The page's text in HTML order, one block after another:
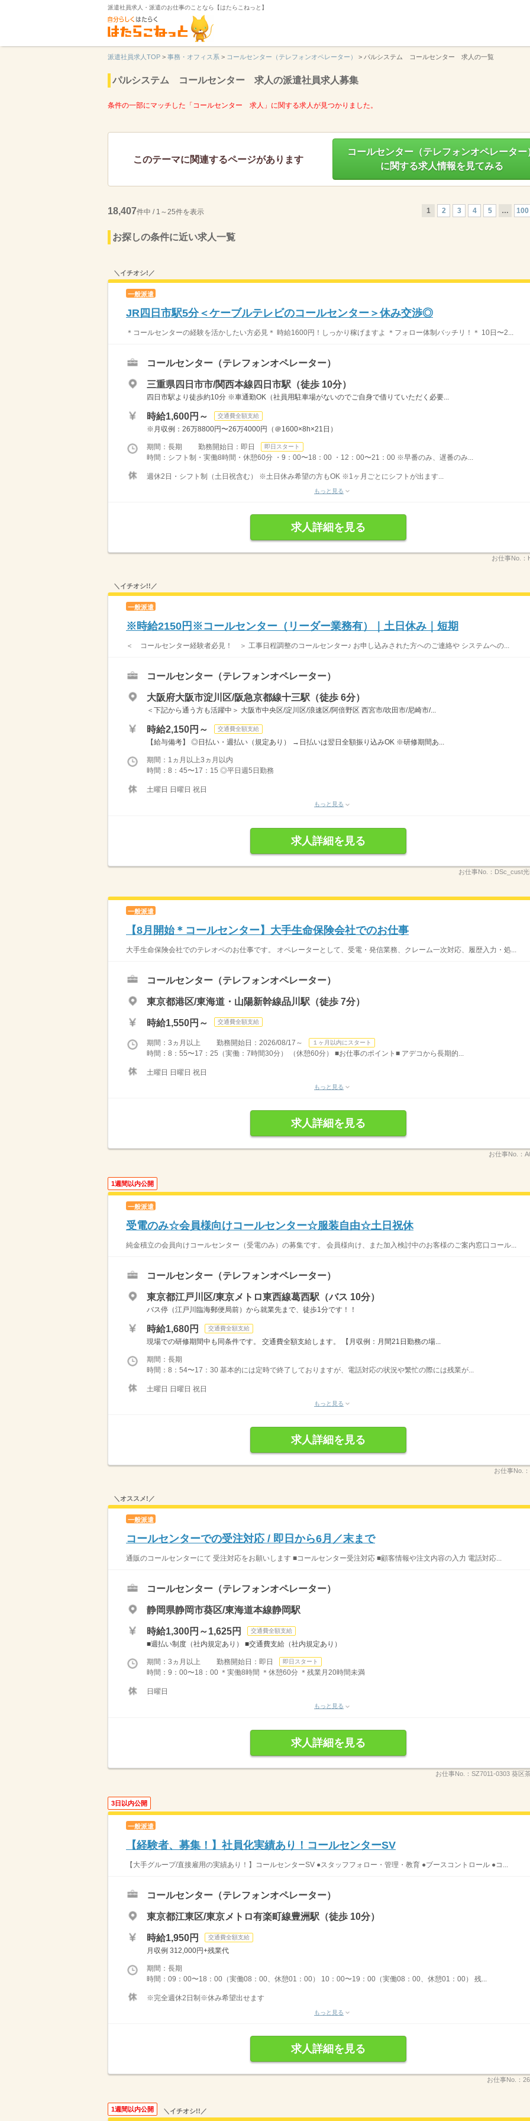
派遣社員求人・派遣のお仕事のことなら【はたらこねっと】
派遣社員求人TOP > 事務・オフィス系 > コールセンター（テレフォンオペレーター） > パルシステム コールセンター 求人の一覧
パルシステム コールセンター 求人の派遣社員求人募集
条件の一部にマッチした「コールセンター 求人」に関する求人が見つかりました。
このテーマに関連するページがあります
コールセンター（テレフォンオペレーター
に関する求人情報を見てみる
18,407件中 / 1～25件を表示 1 2 3 4 5 … 100
お探しの条件に近い求人一覧
＼イチオシ!／
一般派遣
JR四日市駅5分＜ケーブルテレビのコールセンター＞休み交渉◎
＊コールセンターの経験を活かしたい方必見＊ 時給1600円！しっかり稼げますよ ＊フォロー体制バッチリ！＊ 10日〜2...
コールセンター（テレフォンオペレーター）
三重県四日市市/関西本線四日市駅（徒歩 10分）
四日市駅より徒歩約10分 ※車通勤OK（社員用駐車場がないのでご自身で借りていただく必要...
時給1,600円～ 交通費全額支給
※月収例：26万8800円〜26万4000円（＠1600×8h×21日）
期間：長期 勤務開始日：即日 即日スタート
時間：シフト制・実働8時間・休憩60分 ・9：00〜18：00 ・12：00〜21：00 ※早番のみ、遅番のみ...
週休2日・シフト制（土日祝含む） ※土日休み希望の方もOK ※1ヶ月ごとにシフトが出ます...
もっと見る
求人詳細を見る
お仕事No.：
＼イチオシ!!／
一般派遣
※時給2150円※コールセンター（リーダー業務有）｜土日休み｜短期
＜ コールセンター経験者必見！ ＞ 工事日程調整のコールセンター♪ お申し込みされた方へのご連絡や システムへの...
コールセンター（テレフォンオペレーター）
大阪府大阪市淀川区/阪急京都線十三駅（徒歩 6分）
＜下記から通う方も活躍中＞ 大阪市中央区/淀川区/浪速区/阿倍野区 西宮市/吹田市/尼崎市/...
時給2,150円～ 交通費全額支給
【給与備考】 ◎日払い・週払い（規定あり） →日払いは翌日全額振り込みOK ※研修期間あ...
期間：1ヵ月以上3ヵ月以内
時間：8：45〜17：15 ◎平日週5日勤務
土曜日 日曜日 祝日
もっと見る
求人詳細を見る
お仕事No.： DSc_cust
一般派遣
【8月開始＊コールセンター】大手生命保険会社でのお仕事
大手生命保険会社でのテレオペのお仕事です。 オペレーターとして、受電・発信業務、クレーム一次対応、履歴入力・処...
コールセンター（テレフォンオペレーター）
東京都港区/東海道・山陽新幹線品川駅（徒歩 7分）
時給1,550円～ 交通費全額支給
期間：3ヵ月以上 勤務開始日：2026/08/17～ １ヶ月以内にスタート
時間：8：55〜17：25（実働：7時間30分） （休憩60分） ■お仕事のポイント■ アデコから長期的...
土曜日 日曜日 祝日
もっと見る
求人詳細を見る
お仕事No.：
1週間以内公開
一般派遣
受電のみ☆会員様向けコールセンター☆服装自由☆土日祝休
純金積立の会員向けコールセンター（受電のみ）の募集です。 会員様向け、また加入検討中のお客様のご案内窓口コール...
コールセンター（テレフォンオペレーター）
東京都江戸川区/東京メトロ東西線葛西駅（バス 10分）
バス停（江戸川臨海郵便局前）から就業先まで、徒歩1分です！！
時給1,680円 交通費全額支給
現場での研修期間中も同条件です。 交通費全額支給します。 【月収例：月間21日勤務の場...
期間：長期
時間：8：54〜17：30 基本的には定時で終了しておりますが、電話対応の状況や繁忙の際には残業が...
土曜日 日曜日 祝日
もっと見る
求人詳細を見る
お仕事No.：
＼オススメ!／
一般派遣
コールセンターでの受注対応 / 即日から6月／末まで
通販のコールセンターにて 受注対応をお願いします ■コールセンター受注対応 ■顧客情報や注文内容の入力 電話対応...
コールセンター（テレフォンオペレーター）
静岡県静岡市葵区/東海道本線静岡駅
時給1,300円～1,625円 交通費全額支給
■週払い制度（社内規定あり） ■交通費支給（社内規定あり）
期間：3ヵ月以上 勤務開始日：即日 即日スタート
時間：9：00〜18：00 ＊実働8時間 ＊休憩60分 ＊残業月20時間未満
日曜日
もっと見る
求人詳細を見る
お仕事No.： SZ7011-0303 葵区
3日以内公開
一般派遣
【経験者、募集！】社員化実績あり！コールセンターSV
【大手グループ/直接雇用の実績あり！】コールセンターSV ●スタッフフォロー・管理・教育 ●ブースコントロール ●コ...
コールセンター（テレフォンオペレーター）
東京都江東区/東京メトロ有楽町線豊洲駅（徒歩 10分）
時給1,950円 交通費全額支給
月収例 312,000円+残業代
期間：長期
時間：09：00〜18：00（実働08：00、休憩01：00） 10：00〜19：00（実働08：00、休憩01：00） 残...
※完全週休2日制※休み希望出せます
もっと見る
求人詳細を見る
お仕事No.：
1週間以内公開 ＼イチオシ!!／